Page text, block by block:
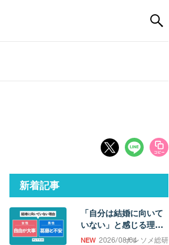
新着記事
「自分は結婚に向いて
いない」と感じる理
由。「誰かと過ごした
2026/08/04ナレソメ総研